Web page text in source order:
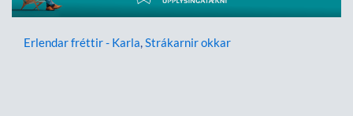
Erlendar fréttir - Karla,Strákarnir okkar